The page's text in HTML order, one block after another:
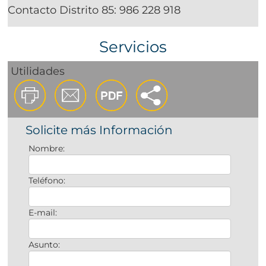
Contacto Distrito 85:986 228 918
Servicios
Utilidades
Solicite más Información
Nombre:
Teléfono:
E-mail:
Asunto: